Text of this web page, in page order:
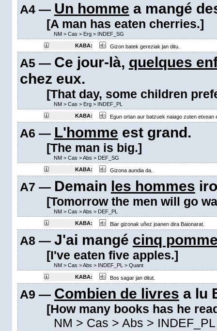
A4 — Un homme a mangé
[A man has eaten cherries.]
NM> Cas > Erg> INDEF_SG
KABA:
Gizon batek gereziak jan ditu.
A5 — Ce jour-là, quelques
chez eux.
[That day, some children
NM> Cas > Erg> INDEF_PL
KABA:
Egun ortan aur batzuek naiago zuten etxean
A6 — L'homme est grand.
[The man is big.]
NM> Cas >Abs > DEF_SG
KABA:
Gizona aundia da.
A7 — Demain les hommes
[Tomorrow the men will go
NM> Cas >Abs > DEF_PL
KABA:
Biar gizonak uñez joanen dira Baionarat.
A8 — J'ai mangé cinq
[I've eaten five apples.]
NM> Cas >Abs > INDEF_PL > Quant
KABA:
Bos sagar jan ditut.
A9 — Combien de livres a lu
[How many books has he
NM > Cas > Abs > INDEF_PL